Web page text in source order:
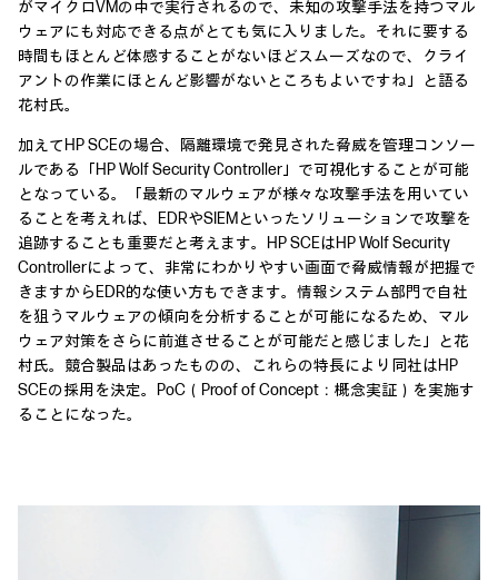
がマイクロVMの中で実行されるので、未知の攻撃手法を持つマル
ウェアにも対応できる点がとても気に入りました。それに要する
時間もほとんど体感することがないほどスムーズなので、クライ
アントの作業にほとんど影響がないところもよいですね」と語る
花村氏。
加えてHP SCEの場合、隔離環境で発見された脅威を管理コンソー
ルである「HP Wolf Security Controller」で可視化することが可能
となっている。「最新のマルウェアが様々な攻撃手法を用いてい
ることを考えれば、EDRやSIEMといったソリューションで攻撃を
追跡することも重要だと考えます。HP SCEはHP Wolf Security
Controllerによって、非常にわかりやすい画面で脅威情報が把握で
きますからEDR的な使い方もできます。情報システム部門で自社
を狙うマルウェアの傾向を分析することが可能になるため、マル
ウェア対策をさらに前進させることが可能だと感じました」と花
村氏。競合製品はあったものの、これらの特長により同社はHP
SCEの採用を決定。PoC（Proof of Concept：概念実証）を実施す
ることになった。